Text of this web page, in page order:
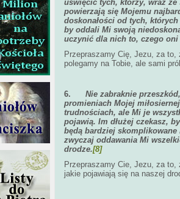
uświęcić tych, którzy, wraz
powierzają się Mojemu
doskonałości od tych,
by oddali Mi swoją
uczynić dla nich to, czego
Przepraszamy Cię, Jezu, za to,
polegamy na Tobie, ale sami
6. Nie zabraknie
promieniach Mojej
trudnościach, ale Mi je
pojawią. Im dłużej czekasz,
będą bardziej
zwyczaj oddawania Mi
drodze.[8]
Przepraszamy Cie, Jezu, za
jakie pojawiają się na naszej